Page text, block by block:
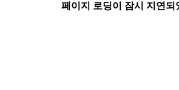
페이지 로딩이 잠시 지연